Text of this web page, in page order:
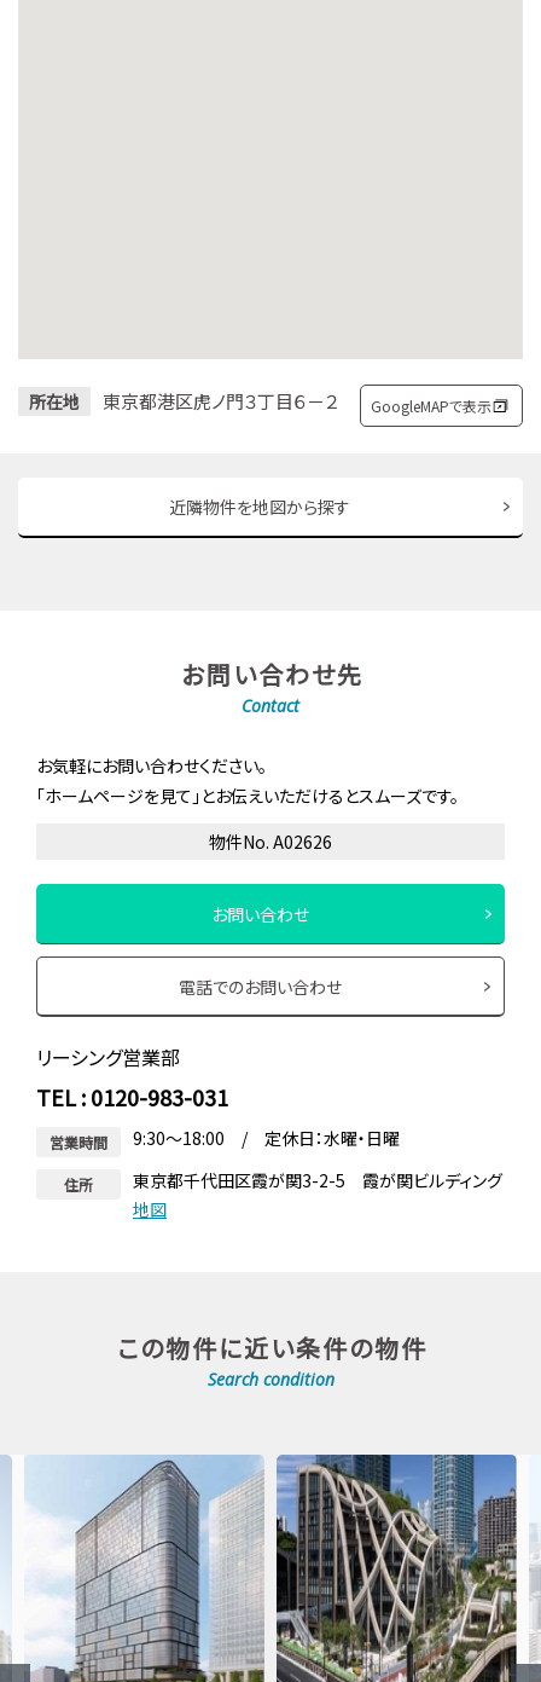
所在地 東京都港区虎ノ門３丁目６－２ GoogleMAPで表示
近隣物件を地図から探す
お問い合わせ先
Contact
お気軽にお問い合わせください。
「ホームページを見て」とお伝えいただけるとスムーズです。
物件No. A02626
お問い合わせ
電話でのお問い合わせ
リーシング営業部
TEL : 0120-983-031
営業時間 9:30～18:00 / 定休日：水曜・日曜
住所
東京都千代田区霞が関3-2-5 霞が関ビルディング
地図
この物件に近い条件の物件
Search condition